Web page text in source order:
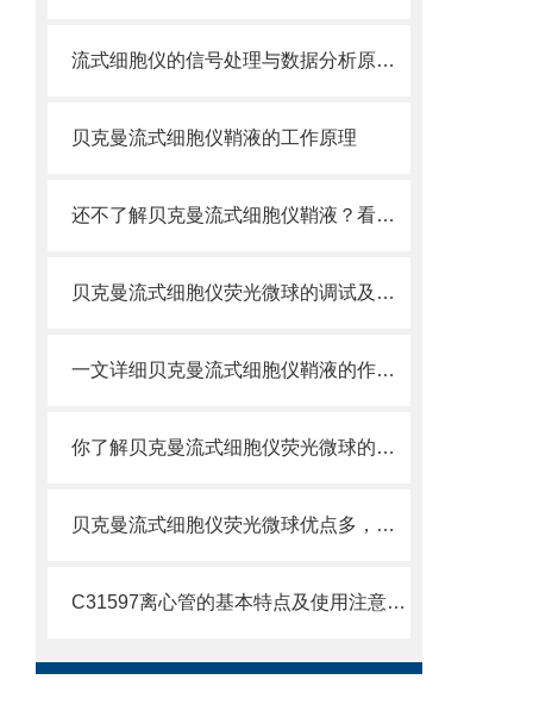
流式细胞仪的信号处理与数据分析原理分析
贝克曼流式细胞仪鞘液的工作原理
还不了解贝克曼流式细胞仪鞘液？看这里就对了！
贝克曼流式细胞仪荧光微球的调试及使用
一文详细贝克曼流式细胞仪鞘液的作用原理
你了解贝克曼流式细胞仪荧光微球的制备之怎样的吗
贝克曼流式细胞仪荧光微球优点多，实用效果好
C31597离心管的基本特点及使用注意事项